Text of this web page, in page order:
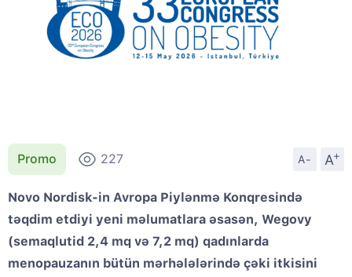
Promo 227 A- A
+
Novo Nordisk-in Avropa Piylənmə Konqresində
təqdim etdiyi yeni məlumatlara əsasən, Wegovy
(semaqlutid 2,4 mq və 7,2 mq) qadınlarda
menopauzanın bütün mərhələlərində çəki itkisini